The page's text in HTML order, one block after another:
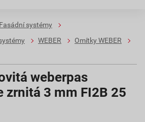
Fasádní systémy
WEBER
Omítky WEBER
weberpas
zrnitá 3 mm FI2B 25